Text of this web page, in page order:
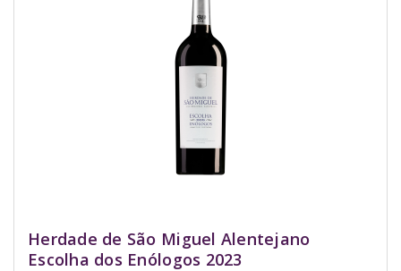
Herdade de São Miguel Alentejano
Escolha dos Enólogos 2023